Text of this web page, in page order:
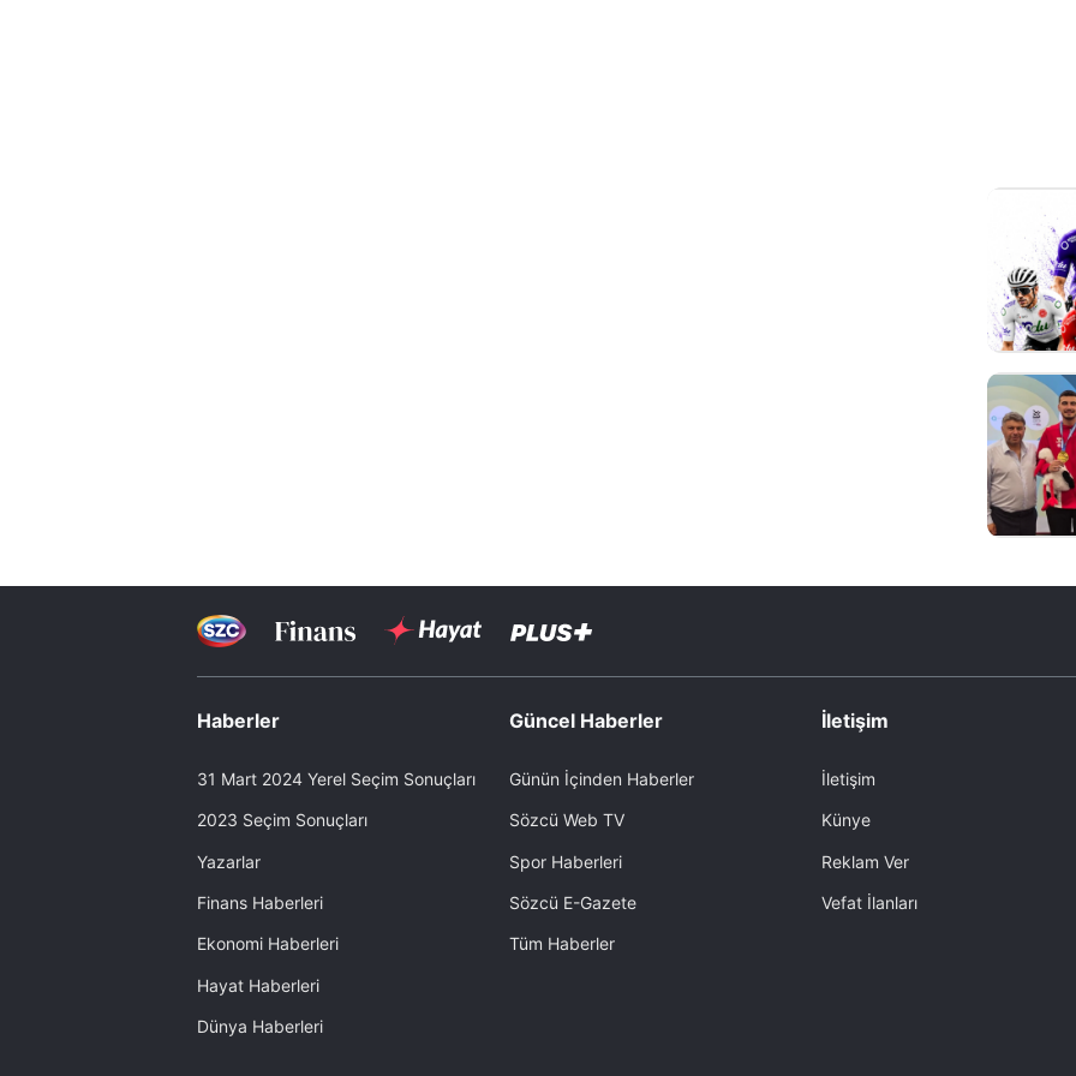
Haberler
31 Mart 2024 Yerel Seçim Sonuçları
2023 Seçim Sonuçları
Yazarlar
Finans Haberleri
Ekonomi Haberleri
Hayat Haberleri
Dünya Haberleri
Güncel Haberler
Günün İçinden Haberler
Sözcü Web TV
Spor Haberleri
Sözcü E-Gazete
Tüm Haberler
İletişim
İletişim
Künye
Reklam Ver
Vefat İlanları